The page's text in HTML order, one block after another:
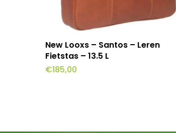
Toevoegen Aan Winkelwagen
New Looxs – Santos – Leren
Fietstas – 13.5 L
€185,00